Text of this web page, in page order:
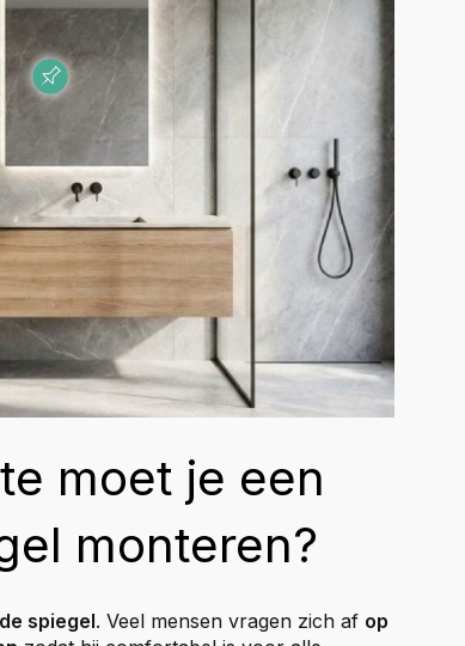
moet je een
monteren?
spiegel. Veel mensen vragen zich af op